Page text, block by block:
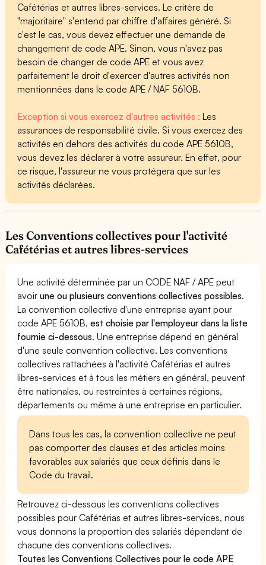
Cafétérias et autres libres-services. Le critère de
"majoritaire" s'entend par chiffre d'affaires généré. Si
c'est le cas, vous devez effectuer une demande de
changement de code APE. Sinon, vous n'avez pas
besoin de changer de code APE et vous avez
parfaitement le droit d'exercer d'autres activités non
mentionnées dans le code APE / NAF 5610B.
Exception si vous exercez d'autres activités :Les
assurances de responsabilité civile. Si vous exercez des
activités en dehors des activités du code APE 5610B,
vous devez les déclarer à votre assureur. En effet, pour
ce risque, l'assureur ne vous protégera que sur les
activités déclarées.
Les Conventions collectives pour l'activité
Cafétérias et autres libres-services
Une activité déterminée par un CODE NAF / APE peut
avoirune ou plusieurs conventions collectives possibles.
La convention collective d'une entreprise ayant pour
code APE 5610B,est choisie par l'employeur dans la liste
fournie ci-dessous. Une entreprise dépend en général
d'une seule convention collective. Les conventions
collectives rattachées à l'activité Cafétérias et autres
libres-services et à tous les métiers en général, peuvent
être nationales, ou restreintes à certaines régions,
départements ou même à une entreprise en particulier.
Dans tous les cas, la convention collective ne peut
pas comporter des clauses et des articles moins
favorables aux salariés que ceux définis dans le
Code du travail.
Retrouvez ci-dessous les conventions collectives
possibles pour Cafétérias et autres libres-services, nous
vous donnons la proportion des salariés dépendant de
chacune des conventions collectives.
Toutes les Conventions Collectives pour le code APE